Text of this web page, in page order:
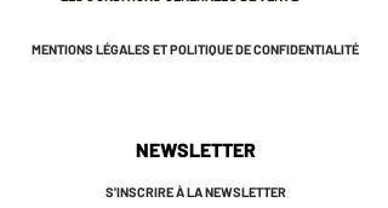
MENTIONS LÉGALES ET POLITIQUE DE CONFIDENTIALITÉ
NEWSLETTER
S'INSCRIRE À LA NEWSLETTER